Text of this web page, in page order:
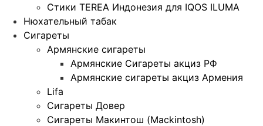
Стики TEREA Индонезия для IQOS ILUMA
Нюхательный табак
Сигареты
Армянские сигареты
Армянские Сигареты акциз РФ
Армянские сигареты акциз Армения
Lifa
Сигареты Довер
Сигареты Макинтош (Mackintosh)